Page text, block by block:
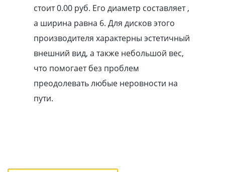
стоит 0.00 pуб. Его диаметр составляет ,
а ширина равна 6. Для дисков этого
производителя характерны эстетичный
внешний вид, а также небольшой вес,
что помогает без проблем
преодолевать любые неровности на
пути.